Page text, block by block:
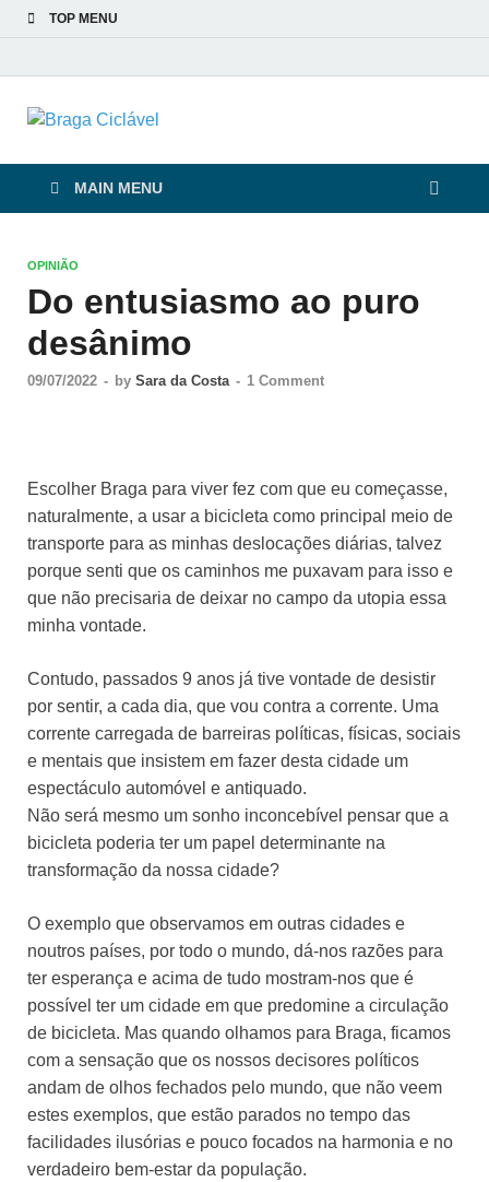
TOP MENU
Braga Ciclável
MAIN MENU
OPINIÃO
Do entusiasmo ao puro
desânimo
09/07/2022 - by Sara da Costa - 1 Comment
Escolher Braga para viver fez com que eu começasse,
naturalmente, a usar a bicicleta como principal meio de
transporte para as minhas deslocações diárias, talvez
porque senti que os caminhos me puxavam para isso e
que não precisaria de deixar no campo da utopia essa
minha vontade.
Contudo, passados 9 anos já tive vontade de desistir
por sentir, a cada dia, que vou contra a corrente. Uma
corrente carregada de barreiras políticas, físicas, sociais
e mentais que insistem em fazer desta cidade um
espectáculo automóvel e antiquado.
Não será mesmo um sonho inconcebível pensar que a
bicicleta poderia ter um papel determinante na
transformação da nossa cidade?
O exemplo que observamos em outras cidades e
noutros países, por todo o mundo, dá-nos razões para
ter esperança e acima de tudo mostram-nos que é
possível ter um cidade em que predomine a circulação
de bicicleta. Mas quando olhamos para Braga, ficamos
com a sensação que os nossos decisores políticos
andam de olhos fechados pelo mundo, que não veem
estes exemplos, que estão parados no tempo das
facilidades ilusórias e pouco focados na harmonia e no
verdadeiro bem-estar da população.